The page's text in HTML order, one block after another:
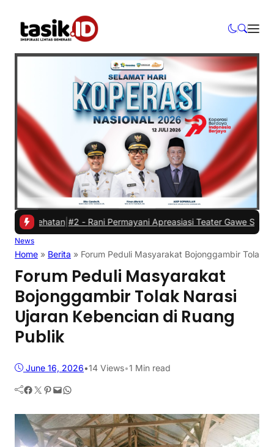
| #2 -Rani Permayani Apreasiasi Teater Gawe SMKN 3
News
Home » Berita » Forum Peduli Masyarakat Bojonggambir Tolak
Forum Peduli Masyarakat
Bojonggambir Tolak Narasi
Ujaran Kebencian di Ruang
Publik
June 16, 2026•14 Views•1 Min read
Facebook Twitter Pinterest Mail WhatsApp